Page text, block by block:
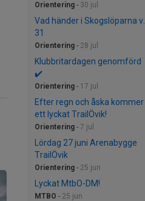
Orientering - 30 jul
Vad händer i Skogslöparna v.
31
Orientering - 28 jul
Klubbritardagen genomförd
✔️
Orientering - 17 jul
Efter regn och åska kommer
ett lyckat TrailÖvik!
Orientering - 7 jul
Lördag 27 juni Arenabygge
TrailÖvik
Orientering - 25 jun
Lyckat MtbO-DM!
MTBO - 25 jun